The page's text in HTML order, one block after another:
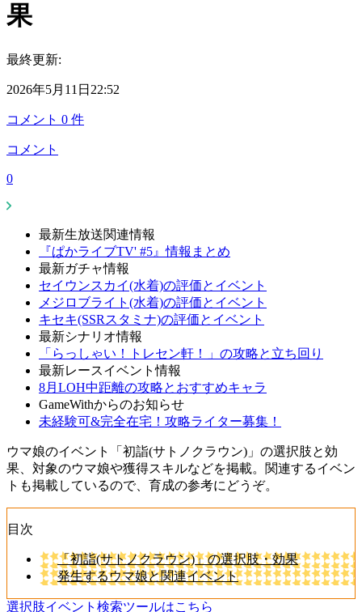
果
最終更新:
2026年5月11日22:52
コメント 0 件
コメント
0
最新生放送関連情報
『ぱかライブTV' #5』情報まとめ
最新ガチャ情報
セイウンスカイ(水着)の評価とイベント
メジロブライト(水着)の評価とイベント
キセキ(SSRスタミナ)の評価とイベント
最新シナリオ情報
「らっしゃい！トレセン軒！」の攻略と立ち回り
最新レースイベント情報
8月LOH中距離の攻略とおすすめキャラ
GameWithからのお知らせ
未経験可&完全在宅！攻略ライター募集！
ウマ娘のイベント「初詣(サトノクラウン)」の選択肢と効
果、対象のウマ娘や獲得スキルなどを掲載。関連するイベン
トも掲載しているので、育成の参考にどうぞ。
目次
「初詣(サトノクラウン)」の選択肢・効果
発生するウマ娘と関連イベント
選択肢イベント検索ツールはこちら